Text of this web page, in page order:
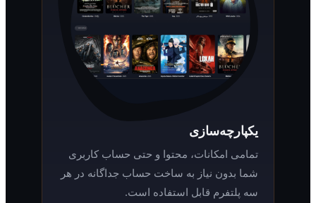
یکپارچه‌سازی
تمامی امکانات، محتوا و حتی حساب کاربری
شما بدون نیاز به ساخت حساب جداگانه در هر
سه پلتفرم قابل استفاده است.